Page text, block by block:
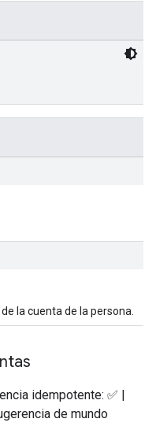
la cuenta de la persona.
idempotente: ✅ |
de mundo